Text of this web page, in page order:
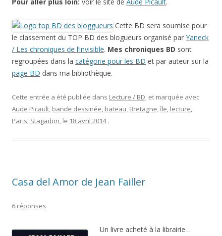
Cette BD sera soumise pour
le classement du TOP BD des blogueurs organisé par Yaneck
/ Les chroniques de l’invisible. Mes chroniques BD sont
regroupées dans la catégorie pour les BD et par auteur sur la
page BD dans ma bibliothèque.
Cette entrée a été publiée dans Lecture / BD, et marquée avec
Aude Picault, bande dessinée, bateau, Bretagne,île, lecture,
Paris, Stagadon, le 18 avril 2014 .
Casa del Amor de Jean Failler
6 réponses
Un livre acheté à la librairie…